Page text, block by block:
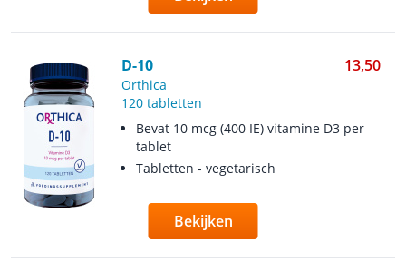
D-10 13,50
Orthica
120 tabletten
Bevat 10 mcg (400 IE) vitamine D3 per
tablet
Tabletten - vegetarisch
Bekijken